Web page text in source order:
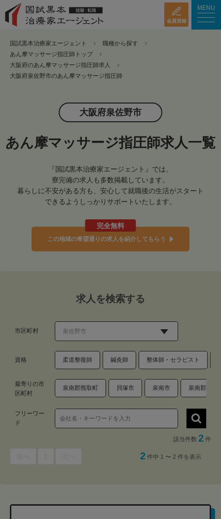
会員登録
MENU
国試黒本治療家エージェント
職種から探す
あん摩マッサージ指圧師トップ
大阪府のあん摩マッサージ指圧師求人
大阪府泉佐野市のあん摩マッサージ指圧師
大阪府泉佐野市
あん摩マッサージ指圧師求人一覧
『国試黒本治療家エージェント』では、
寮完備の求人も多数掲載しています。
暮らしに不安がある方も、安心して就職後の生活がスタート
できるようしっかりサポートいたします。
完全無料
この地域の希望通りの求人を紹介してもらう
求人を検索する
市区町村
資格 柔道整復師 鍼灸師 整体師・セラピスト
最寄りの市
区町村
泉南郡熊取町 貝塚市 泉南市 泉南郡田尻
フリーワー
ド
該当件数 2 件
2 件中 1 〜 2 件を表示